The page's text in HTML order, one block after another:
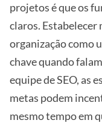
projetos é que os
claros. Estabelecer
organização como
chave quando
equipe de SEO, as
metas podem
mesmo tempo em